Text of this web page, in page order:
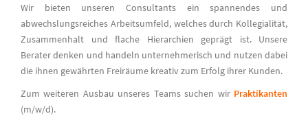
Wir bieten unseren Consultants ein spannendes und
abwechslungsreiches Arbeitsumfeld, welches durch Kollegialität,
Zusammenhalt und flache Hierarchien geprägt ist. Unsere
Berater denken und handeln unternehmerisch und nutzen dabei
die ihnen gewährten Freiräume kreativ zum Erfolg ihrer Kunden.
Zum weiteren Ausbau unseres Teams suchen wir Praktikanten
(m/w/d).